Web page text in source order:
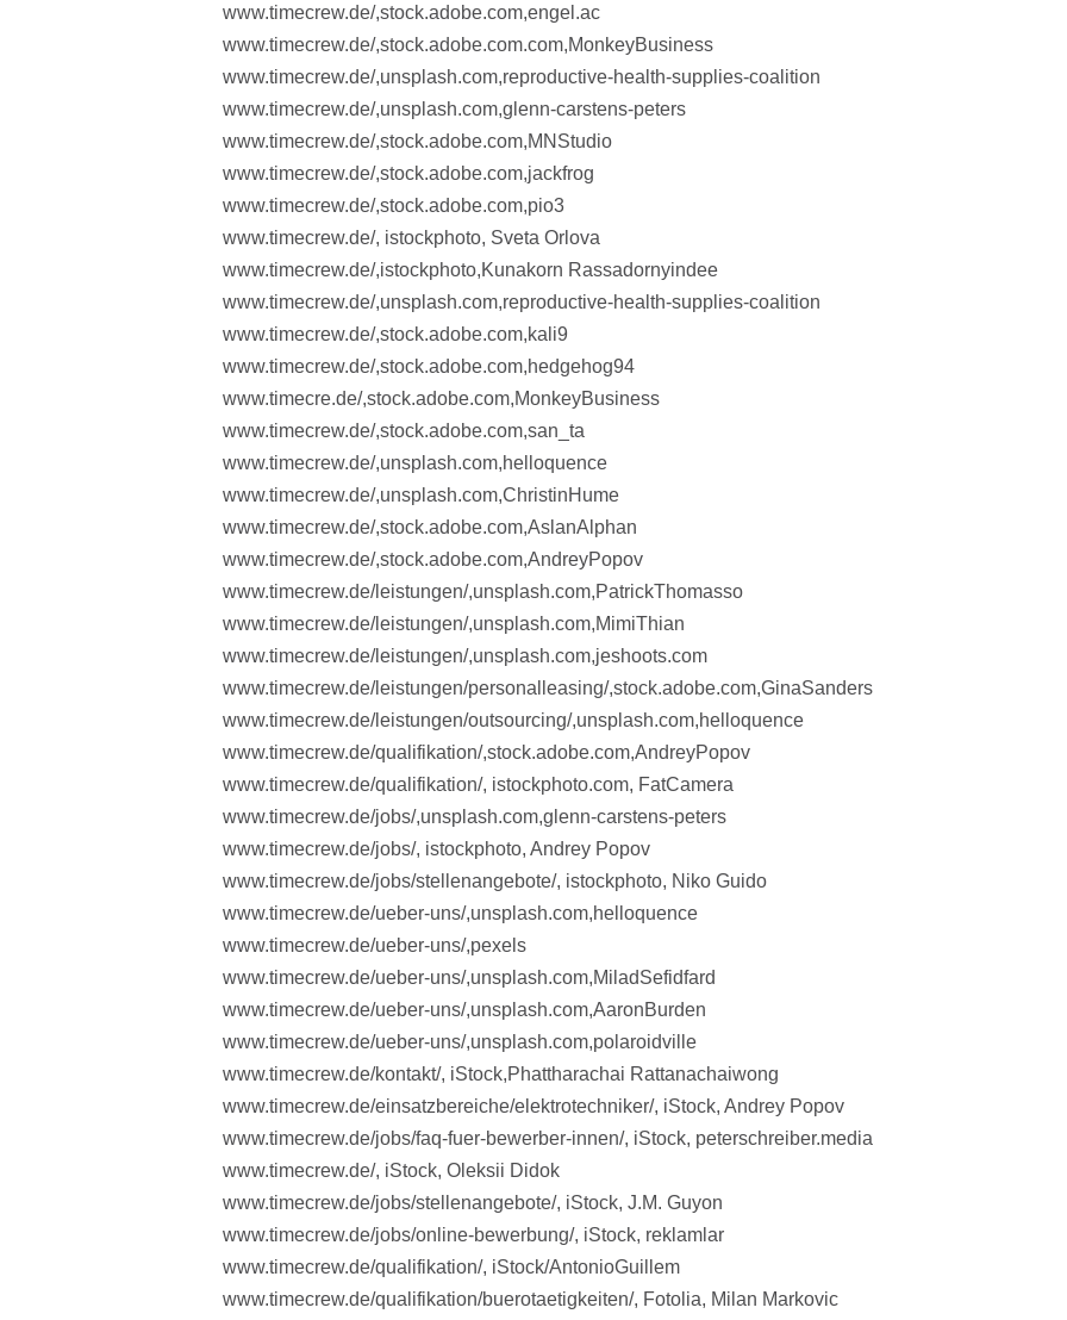
www.timecrew.de/,stock.adobe.com,engel.ac
www.timecrew.de/,stock.adobe.com.com,MonkeyBusiness
www.timecrew.de/,unsplash.com,reproductive-health-supplies-coalition
www.timecrew.de/,unsplash.com,glenn-carstens-peters
www.timecrew.de/,stock.adobe.com,MNStudio
www.timecrew.de/,stock.adobe.com,jackfrog
www.timecrew.de/,stock.adobe.com,pio3
www.timecrew.de/, istockphoto, Sveta Orlova
www.timecrew.de/,istockphoto,Kunakorn Rassadornyindee
www.timecrew.de/,unsplash.com,reproductive-health-supplies-coalition
www.timecrew.de/,stock.adobe.com,kali9
www.timecrew.de/,stock.adobe.com,hedgehog94
www.timecre.de/,stock.adobe.com,MonkeyBusiness
www.timecrew.de/,stock.adobe.com,san_ta
www.timecrew.de/,unsplash.com,helloquence
www.timecrew.de/,unsplash.com,ChristinHume
www.timecrew.de/,stock.adobe.com,AslanAlphan
www.timecrew.de/,stock.adobe.com,AndreyPopov
www.timecrew.de/leistungen/,unsplash.com,PatrickThomasso
www.timecrew.de/leistungen/,unsplash.com,MimiThian
www.timecrew.de/leistungen/,unsplash.com,jeshoots.com
www.timecrew.de/leistungen/personalleasing/,stock.adobe.com,GinaSanders
www.timecrew.de/leistungen/outsourcing/,unsplash.com,helloquence
www.timecrew.de/qualifikation/,stock.adobe.com,AndreyPopov
www.timecrew.de/qualifikation/, istockphoto.com, FatCamera
www.timecrew.de/jobs/,unsplash.com,glenn-carstens-peters
www.timecrew.de/jobs/, istockphoto, Andrey Popov
www.timecrew.de/jobs/stellenangebote/, istockphoto, Niko Guido
www.timecrew.de/ueber-uns/,unsplash.com,helloquence
www.timecrew.de/ueber-uns/,pexels
www.timecrew.de/ueber-uns/,unsplash.com,MiladSefidfard
www.timecrew.de/ueber-uns/,unsplash.com,AaronBurden
www.timecrew.de/ueber-uns/,unsplash.com,polaroidville
www.timecrew.de/kontakt/, iStock,Phattharachai Rattanachaiwong
www.timecrew.de/einsatzbereiche/elektrotechniker/, iStock, Andrey Popov
www.timecrew.de/jobs/faq-fuer-bewerber-innen/, iStock, peterschreiber.media
www.timecrew.de/, iStock, Oleksii Didok
www.timecrew.de/jobs/stellenangebote/, iStock, J.M. Guyon
www.timecrew.de/jobs/online-bewerbung/, iStock, reklamlar
www.timecrew.de/qualifikation/, iStock/AntonioGuillem
www.timecrew.de/qualifikation/buerotaetigkeiten/, Fotolia, Milan Markovic